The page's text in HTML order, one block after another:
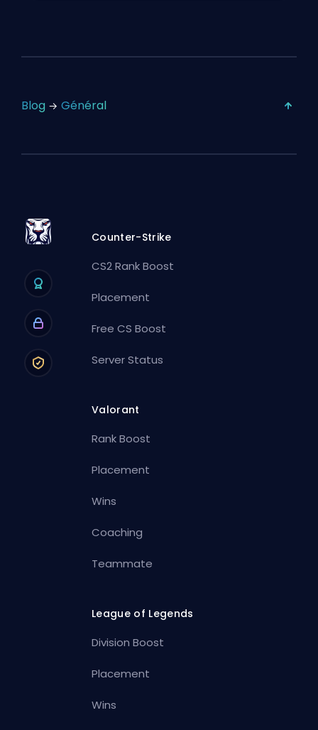
Blog Général
Counter-Strike
CS2 Rank Boost
Placement
Free CS Boost
Server Status
Valorant
Rank Boost
Placement
Wins
Coaching
Teammate
League of Legends
Division Boost
Placement
Wins